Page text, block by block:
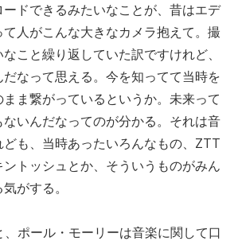
ドできるみたいなことが、昔はエデ
人がこんな大きなカメラ抱えて。撮
こと繰り返していた訳ですけれど、
なって思える。今を知ってて当時を
ま繋がっているというか。未来って
いんだなってのが分かる。それは音
も、当時あったいろんなもの、ZTT
トッシュとか、そういうものがみん
がする。
ポール・モーリーは音楽に関して口